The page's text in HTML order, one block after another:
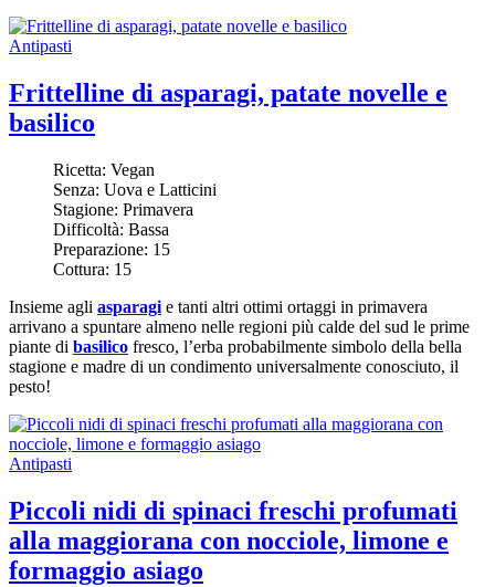
Antipasti
Frittelline di asparagi, patate novelle e
basilico
Ricetta: Vegan
Senza: Uova e Latticini
Stagione: Primavera
Difficoltà: Bassa
Preparazione: 15
Cottura: 15
Insieme agli asparagi e tanti altri ottimi ortaggi in primavera
arrivano a spuntare almeno nelle regioni più calde del sud le prime
piante di basilico fresco, l’erba probabilmente simbolo della bella
stagione e madre di un condimento universalmente conosciuto, il
pesto!
Antipasti
Piccoli nidi di spinaci freschi profumati
alla maggiorana con nocciole, limone e
formaggio asiago